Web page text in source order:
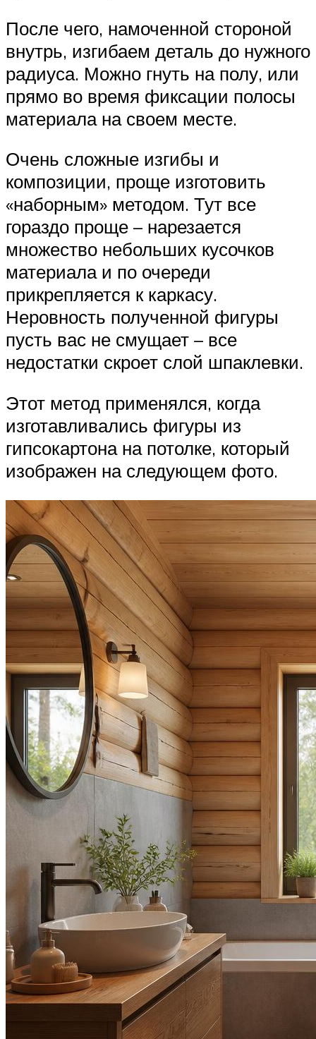
После чего, намоченной стороной
внутрь, изгибаем деталь до нужного
радиуса. Можно гнуть на полу, или
прямо во время фиксации полосы
материала на своем месте.
Очень сложные изгибы и
композиции, проще изготовить
«наборным» методом. Тут все
гораздо проще – нарезается
множество небольших кусочков
материала и по очереди
прикрепляется к каркасу.
Неровность полученной фигуры
пусть вас не смущает – все
недостатки скроет слой шпаклевки.
Этот метод применялся, когда
изготавливались фигуры из
гипсокартона на потолке, который
изображен на следующем фото.